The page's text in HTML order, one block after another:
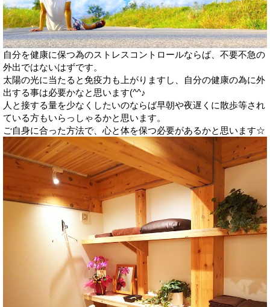
自分を健康に保つ為のストレスコントロールならば、不要不急の
外出ではないはずです。
太陽の光に当たると免疫力も上がりますし、自分の健康の為に外
出する事は必要かなと思います(^^♪
人と接する量を少なくしたいのならば早朝や夜遅くに散歩等され
ている方もいらっしゃるかと思います。
ご自身に合った方法で、心と体を保つ必要があるかと思います☆